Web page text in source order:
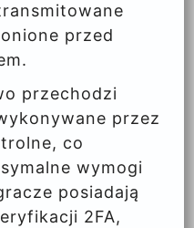
przed
przechodzi
przez
co
wymogi
posiadają
2FA,